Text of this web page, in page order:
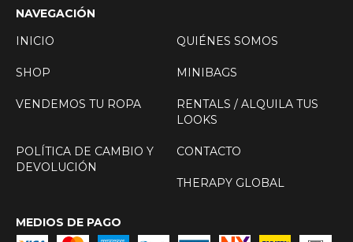
NAVEGACIÓN
INICIO
QUIÉNES SOMOS
SHOP MINIBAGS
VENDEMOS TU ROPA
RENTALS / ALQUILA TUS
LOOKS
POLÍTICA DE CAMBIO Y
DEVOLUCIÓN
CONTACTO
THERAPY GLOBAL
MEDIOS DE PAGO